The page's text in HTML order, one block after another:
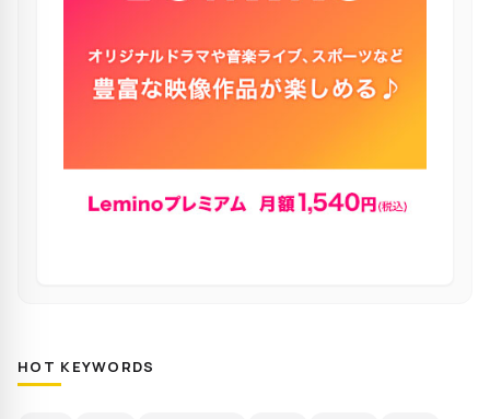
HOT KEYWORDS